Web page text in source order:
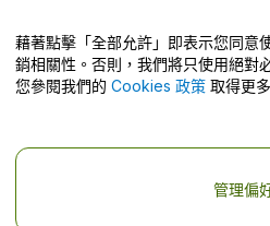
幫助中心 / 聯絡我們
公司詳情
藉著點擊「全部允許」即表示您同
銷相關性。否則，我們將只使用絕
您參閱我們的 Cookies 政策 取得更
管理偏